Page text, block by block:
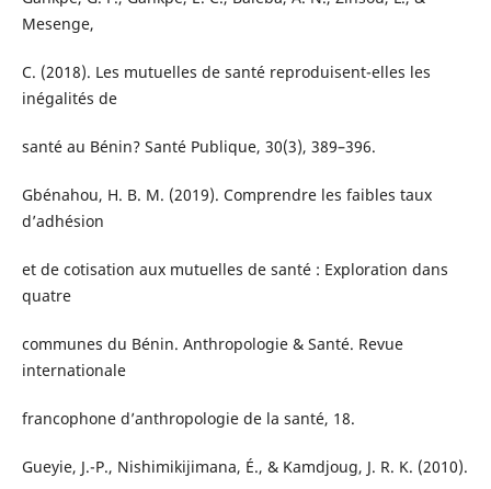
Mesenge,
C. (2018). Les mutuelles de santé reproduisent-elles les
inégalités de
santé au Bénin? Santé Publique, 30(3), 389–396.
Gbénahou, H. B. M. (2019). Comprendre les faibles taux
d’adhésion
et de cotisation aux mutuelles de santé : Exploration dans
quatre
communes du Bénin. Anthropologie & Santé. Revue
internationale
francophone d’anthropologie de la santé, 18.
Gueyie, J.-P., Nishimikijimana, É., & Kamdjoug, J. R. K. (2010).